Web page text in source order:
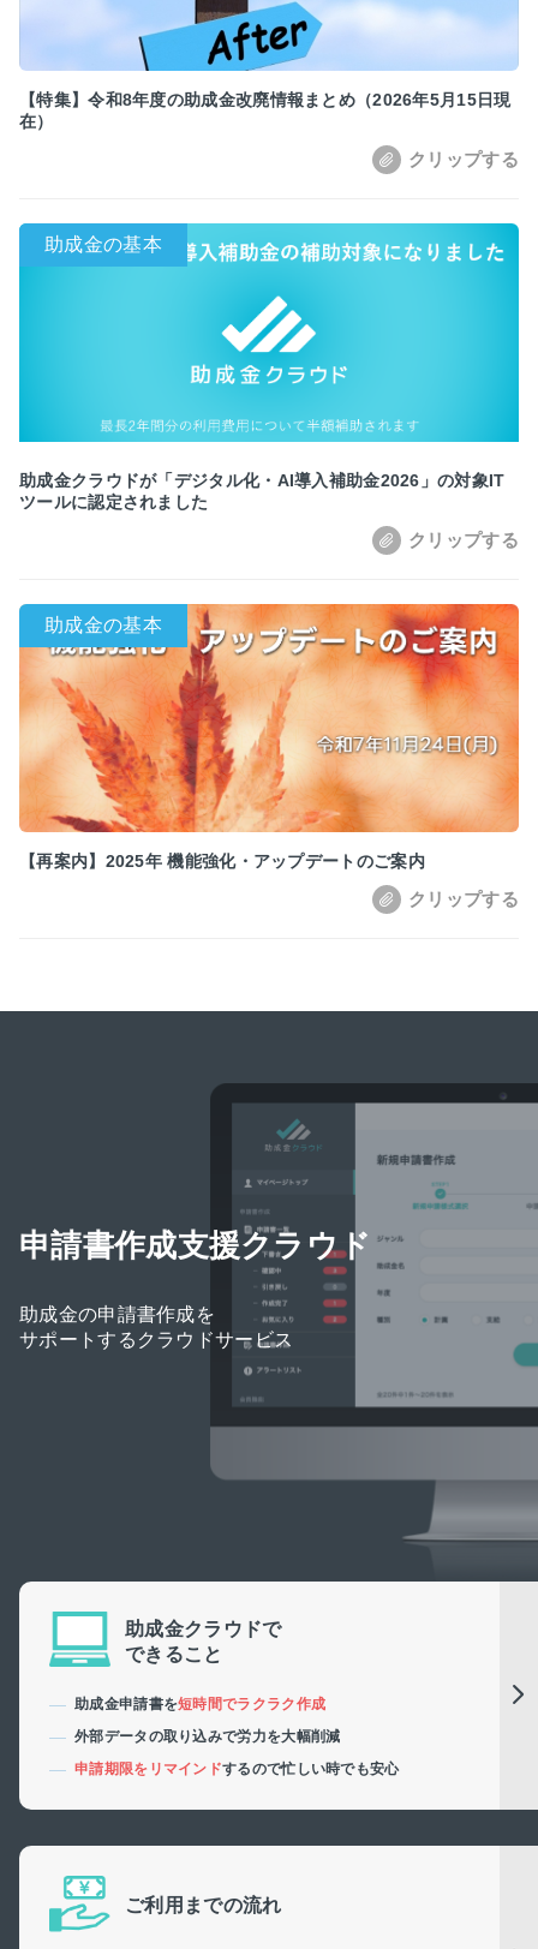
【特集】令和8年度の助成金改廃情報まとめ（2026年5月15日現
在）
助成金クラウドが「デジタル化・AI導入補助金2026」の対象IT
ツールに認定されました
【再案内】2025年 機能強化・アップデートのご案内
申請書作成支援クラウド
助成金の申請書作成を
サポートするクラウドサービス
助成金クラウドで
できること
助成金申請書を短時間でラクラク作成
外部データの取り込みで労力を大幅削減
申請期限をリマインドするので忙しい時でも安心
ご利用までの流れ